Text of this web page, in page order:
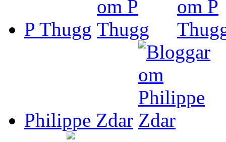
P Thugg
Philippe Zdar